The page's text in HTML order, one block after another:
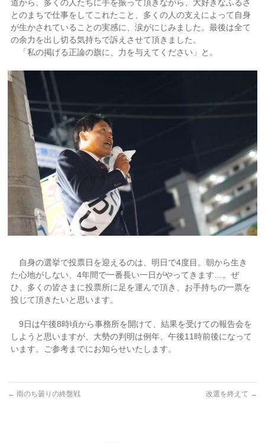
道から、多くの人たちに手を振って頂きながら、大好きなふるさ
とのまちで仕事をしてこれたこと、多くの人の支えによって自身
が生かされていることの実感に、涙がにじみました。最後は全て
の余力を出し切る気持ちで訴えさせて頂きました。
「私の掲げる正論の旗に、力を与えてください」と。
自身の選挙で投票日を迎えるのは、明日で4度目。朝から生き
た心地がしない、4年間で一番長い一日がやってきます…。ぜ
ひ、多くの皆さまに投票所に足を運んで頂き、お手持ちの一票を
投じて頂きたいと思います。
9日は午後8時頃から事務所を開けて、結果を受けての報告会を
しようと思いますが、大勢の判明は例年、午後11時前後になって
います。ご参考までにお知らせいたします。
← 雨のち曇りの終盤戦 改選を終えて →